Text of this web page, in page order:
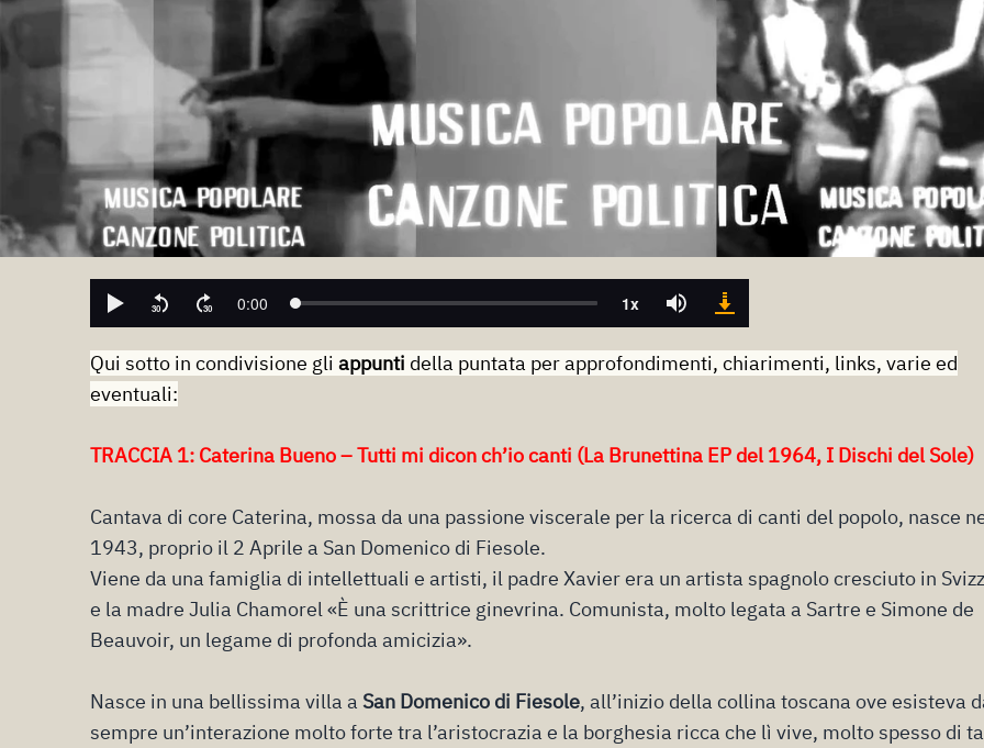
Qui sotto in condivisione gli appunti della puntata per approfondimenti, chiarimenti, links, varie ed
eventuali:
TRACCIA 1: Caterina Bueno – Tutti mi dicon ch’io canti (La Brunettina EP del 1964, I Dischi del Sole)
Cantava di core Caterina, mossa da una passione viscerale per la ricerca di canti del popolo, nasce
1943, proprio il 2 Aprile a San Domenico di Fiesole.
Viene da una famiglia di intellettuali e artisti, il padre Xavier era un artista spagnolo cresciuto in
e la madre Julia Chamorel «È una scrittrice ginevrina. Comunista, molto legata a Sartre e Simone de
Beauvoir, un legame di profonda amicizia».
Nasce in una bellissima villa aSan Domenico di Fiesole, all’inizio della collina toscana ove esisteva
sempre un’interazione molto forte tra l’aristocrazia e la borghesia ricca che lì vive, molto spesso di